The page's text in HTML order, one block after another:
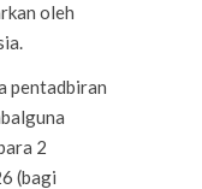
oleh
pentadbiran
2
(bagi